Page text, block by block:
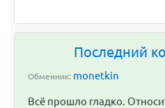
Последний
Обменник: monetkin
Всё прошло гладко.